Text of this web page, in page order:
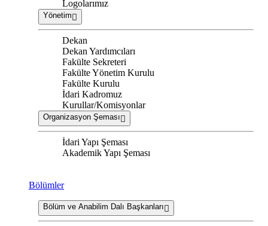
Logolarımız
Yönetim
Dekan
Dekan Yardımcıları
Fakülte Sekreteri
Fakülte Yönetim Kurulu
Fakülte Kurulu
İdari Kadromuz
Kurullar/Komisyonlar
Organizasyon Şeması
İdari Yapı Şeması
Akademik Yapı Şeması
Bölümler
Bölüm ve Anabilim Dalı Başkanları